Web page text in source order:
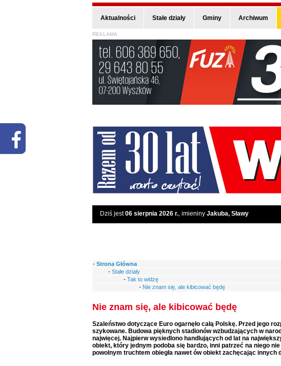
Aktualności Stałe działy Gminy Archiwum
REKLAMA
Dziś jest06 sierpnia 2026 r., imieniny Jakuba, Sławy
- Strona Główna
- Stałe działy
- Tak to widzę
- Nie znam się, ale kibicować będę
Nie znam się, ale kibicować będę
Szaleństwo dotyczące Euro ogarnęło całą Polskę. Przed jego
szykowane. Budowa pięknych stadionów wzbudzających w
najwięcej. Najpierw wysiedlono handlujących od lat na
obiekt, który jednym podoba się bardzo, inni patrzeć na niego
powolnym truchtem obiegła nawet ów obiekt zachęcając innych